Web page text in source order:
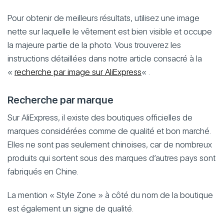
Pour obtenir de meilleurs résultats, utilisez une image
nette sur laquelle le vêtement est bien visible et occupe
la majeure partie de la photo. Vous trouverez les
instructions détaillées dans notre article consacré à la
« recherche par image sur AliExpress« .
Recherche par marque
Sur AliExpress, il existe des boutiques officielles de
marques considérées comme de qualité et bon marché.
Elles ne sont pas seulement chinoises, car de nombreux
produits qui sortent sous des marques d’autres pays sont
fabriqués en Chine.
La mention « Style Zone » à côté du nom de la boutique
est également un signe de qualité.